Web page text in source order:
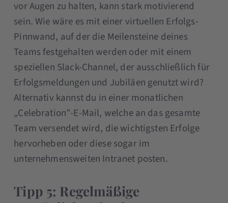
vor Augen zu halten, kann stark motivierend
sein. Wie wäre es mit einer virtuellen Erfolgs-
Pinnwand, auf der die Meilensteine deines
Teams festgehalten werden oder mit einem
speziellen Slack-Channel, der ausschließlich für
Erfolgsmeldungen und Jubiläen genutzt wird?
Alternativ kannst du in einer monatlichen
„Celebration”-E-Mail, welche an das gesamte
Team versendet wird, die wichtigsten Erfolge
hervorheben oder diese sogar im
unternehmensweiten Intranet posten.
Tipp 5: Regelmäßige